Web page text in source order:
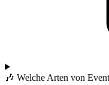
🎶 Welche Arten von